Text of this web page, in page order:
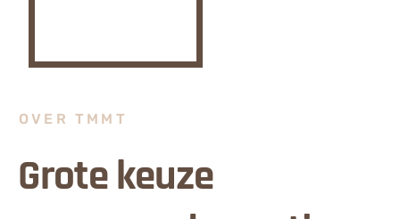
OVER TMMT
Grote keuze